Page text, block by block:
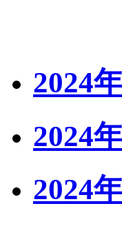
2024
2024
2024